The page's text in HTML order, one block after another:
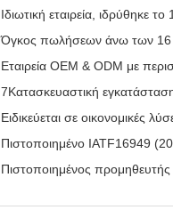
Ιδιωτική εταιρεία, ιδρύθηκε το
Όγκος πωλήσεων άνω των 16
Εταιρεία OEM & ODM με
7Κατασκευαστική
Ειδικεύεται σε οικονομικές
Πιστοποιημένο IATF16949
Πιστοποιημένος